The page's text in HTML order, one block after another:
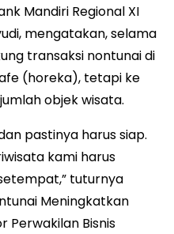
Mandiri Regional XI
mengatakan, selama
transaksi nontunai di
(horeka), tetapi ke
objek wisata.
pastinya harus siap.
kami harus
tuturnya
Meningkatkan
Perwakilan Bisnis